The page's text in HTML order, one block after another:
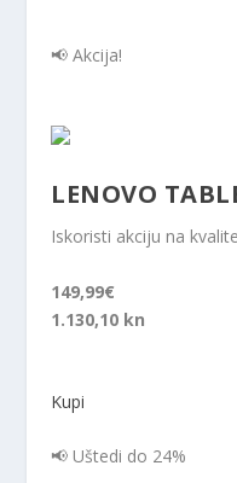
📢 Akcija!
LENOVO
Iskoristi akciju na
149,99€
1.130,10 kn
Kupi
📢 Uštedi do 24%